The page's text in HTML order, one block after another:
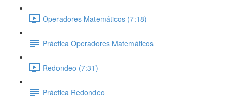
Operadores Matemáticos (7:18)
Práctica Operadores Matemáticos
Redondeo (7:31)
Práctica Redondeo